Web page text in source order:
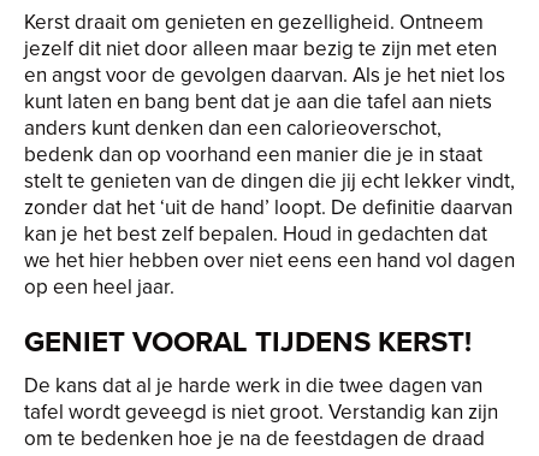
Kerst draait om genieten en gezelligheid. Ontneem
jezelf dit niet door alleen maar bezig te zijn met eten
en angst voor de gevolgen daarvan. Als je het niet los
kunt laten en bang bent dat je aan die tafel aan niets
anders kunt denken dan een calorieoverschot,
bedenk dan op voorhand een manier die je in staat
stelt te genieten van de dingen die jij echt lekker vindt,
zonder dat het ‘uit de hand’ loopt. De definitie daarvan
kan je het best zelf bepalen. Houd in gedachten dat
we het hier hebben over niet eens een hand vol dagen
op een heel jaar.
GENIET VOORAL TIJDENS KERST!
De kans dat al je harde werk in die twee dagen van
tafel wordt geveegd is niet groot. Verstandig kan zijn
om te bedenken hoe je na de feestdagen de draad